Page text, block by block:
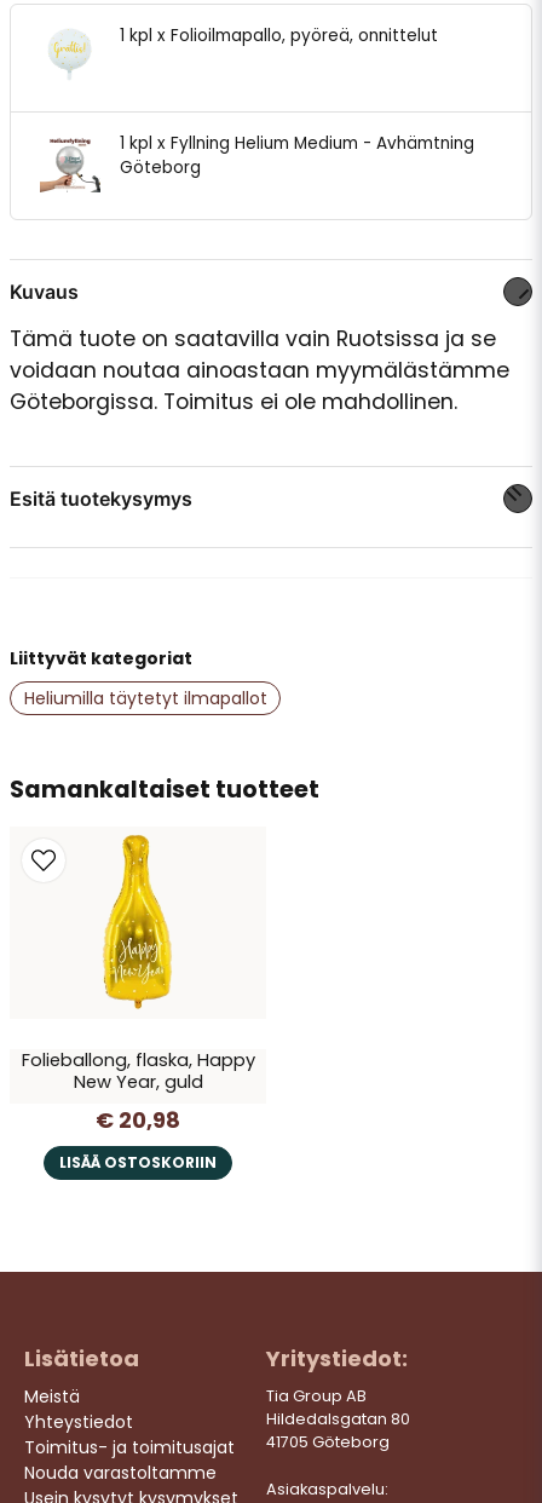
1 kpl x Folioilmapallo, pyöreä, onnittelut
1 kpl x Fyllning Helium Medium - Avhämtning
Göteborg
Kuvaus
Tämä tuote on saatavilla vain Ruotsissa ja se
voidaan noutaa ainoastaan myymälästämme
Göteborgissa. Toimitus ei ole mahdollinen.
Esitä tuotekysymys
name
Nimi
email
Sähköpostiosoite
Kyllä, saatte julkaista kysymykseni
Samankaltaiset tuotteet
Folieballong, flaska, Happy
New Year, guld
€ 20,98
LISÄÄ OSTOSKORIIN
Liittyvät kategoriat
Heliumilla täytetyt ilmapallot
Lisätietoa
Meistä
Yhteystiedot
Toimitus- ja toimitusajat
Nouda varastoltamme
Usein kysytyt kysymykset
Yritystiedot:
Tia Group AB
Hildedalsgatan 80
41705 Göteborg
Asiakaspalvelu: